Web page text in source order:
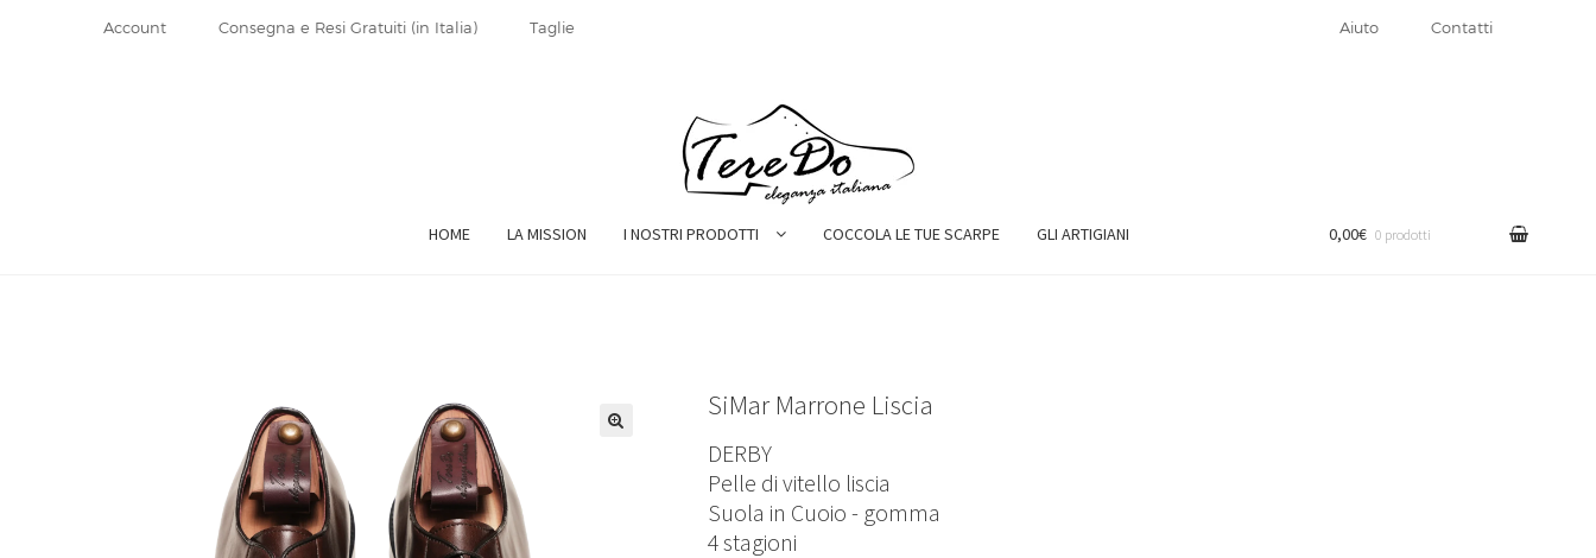
Account Consegna e Resi Gratuiti (in Italia) Taglie Aiuto Contatti
HOME LA MISSION I NOSTRI PRODOTTI COCCOLA LE TUE SCARPE GLI ARTIGIANI 0,00€ 0 prodotti
SiMar Marrone Liscia
DERBY
Pelle di vitello liscia
Suola in Cuoio - gomma
4 stagioni